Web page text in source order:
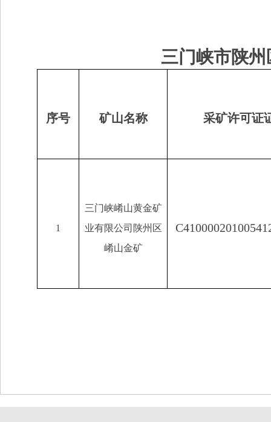
三门峡市陕
序号 矿山名称 采矿许可证
1
三门峡崤山黄金矿
业有限公司陕州区
崤山金矿